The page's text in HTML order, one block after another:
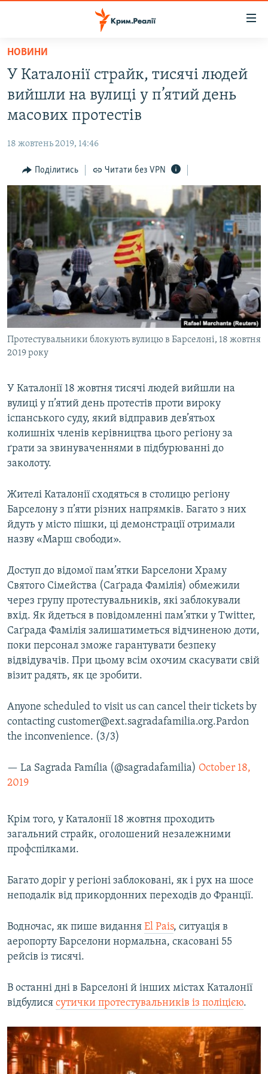
Перейти
основного
матеріалу
до
основної
Перейти
до
пошуку
БЛОГИ
ПОГЛЯД
ІНТЕРВ'Ю
ВСЕ ЗА ДЕНЬ
СПЕЦПРОЕКТИ
ДЕПОРТАЦІЯ
ВІДЕОУРОКИ «ELIFBE»
СВІДЧЕННЯ ОКУПАЦІЇ
ІНФОГРАФІКА
ЯК ОБІЙТИ БЛОКУВАННЯ
Русский
Qırımtatar
ДОЛУЧАЙСЯ!
Усі сайти RFE/RL
НОВИНИ
У Каталонії страйк, тисячі людей
вийшли на вулиці у п’ятий день
масових протестів
18 жовтень 2019, 14:46
Поділитись Читати без VPN
Протестувальники блокують вулицю в Барселоні, 18 жовтня
2019 року
У Каталонії 18 жовтня тисячі людей вийшли на
вулиці у п’ятий день протестів проти вироку
іспанського суду, який відправив дев’ятьох
колишніх членів керівництва цього регіону за
ґрати за звинуваченнями в підбурюванні до
заколоту.
Жителі Каталонії сходяться в столицю регіону
Барселону з п’яти різних напрямків. Багато з них
йдуть у місто пішки, ці демонстрації отримали
назву «Марш свободи».
Доступ до відомої пам’ятки Барселони Храму
Святого Сімейства (Саґрада Фамілія) обмежили
через групу протестувальників, які заблокували
вхід. Як йдеться в повідомленні пам’ятки у Twitter,
Саґрада Фамілія залишатиметься відчиненою доти,
поки персонал зможе гарантувати безпеку
відвідувачів. При цьому всім охочим скасувати свій
візит радять, як це зробити.
Anyone scheduled to visit us can cancel their tickets by
contacting customer@ext.sagradafamilia.org.Pardon
the inconvenience. (3/3)
— La Sagrada Família (@sagradafamilia) October 18,
2019
Крім того, у Каталонії 18 жовтня проходить
загальний страйк, оголошений незалежними
профспілками.
Багато доріг у регіоні заблоковані, як і рух на шосе
неподалік від прикордонних переходів до Франції.
Водночас, як пише видання El Pais, ситуація в
аеропорту Барселони нормальна, скасовані 55
рейсів із тисячі.
В останні дні в Барселоні й інших містах Каталонії
відбулися сутички протестувальників із поліцією.